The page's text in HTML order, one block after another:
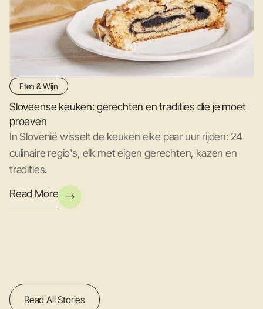
Read All Stories
Eten & Wijn
Sloveense keuken: gerechten en tradities die je moet
proeven
In Slovenië wisselt de keuken elke paar uur rijden: 24
culinaire regio's, elk met eigen gerechten, kazen en
tradities.
Read More